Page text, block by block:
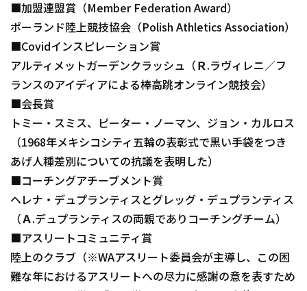
■加盟連盟賞（Member Federation Award）
ポーランド陸上競技協会（Polish Athletics Association）
■Covidインスピレーション賞
アルティメットガーデンクラッシュ（Ｒ.ラヴィレニ／フ
ランスのアイディアによる棒高跳オンライン競技会）
■会長賞
トミー・スミス、ピーター・ノーマン、ジョン・カルロス
（1968年メキシコシティ五輪の表彰式で黒い手袋をつき
あげ人種差別についての抗議を表明した）
■コーチングアチーブメント賞
ヘレナ・デュプランティスとグレッグ・デュプランティス
（Ａ.デュプランティスの両親でありコーチングチーム）
■アスリートコミュニティ賞
陸上のクラブ（※WAアスリート委員会が主導し、この困
難な年におけるアスリートへの尽力に感謝の意を表すため